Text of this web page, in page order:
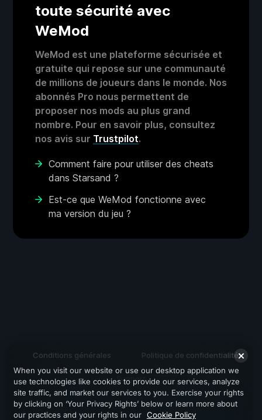
toute sécurité avec
WeMod
WeMod est une plateforme sécurisée et
gratuite qui repose sur une communauté
de millions de joueurs dans le monde. Nos
abonnés Pro nous permettent de
proposer nos mods au plus grand
nombre. Pour en savoir plus, consultez
nos avis sur Trustpilot.
Comment faire pour utiliser des cheats
dans Starsand ?
Est-ce que WeMod fonctionne avec
ma version du jeu ?
Conditions générales Politique de confidentialité
Support
When you visit our website or use our desktop application we
use technologies like cookies to provide our services, analyze
site traffic, and market our services to you. Exercise your rights
by clicking on ‘Your Privacy Rights’ below or learn more about
our practices and your rights in our Cookie Policy